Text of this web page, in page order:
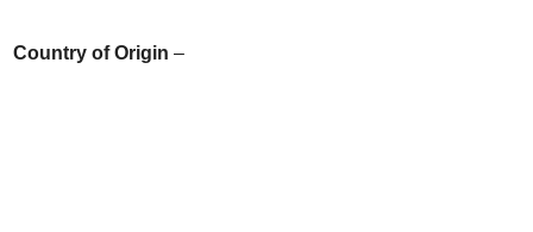
Country of Origin –